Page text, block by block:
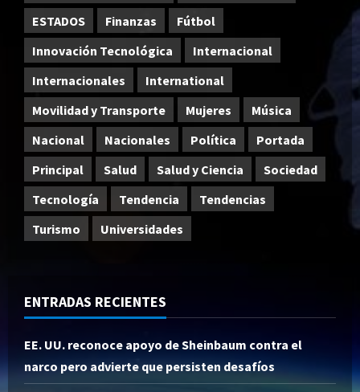
ESTADOS
Finanzas
Fútbol
Innovación Tecnológica
Internacional
Internacionales
International
Movilidad y Transporte
Mujeres
Música
Nacional
Nacionales Política
Portada
Principal
Salud Salud y Ciencia
Sociedad
Tecnología
Tendencia
Tendencias
Turismo
Universidades
ENTRADAS RECIENTES
EE. UU. reconoce apoyo de Sheinbaum contra el
narco pero advierte que persisten desafíos